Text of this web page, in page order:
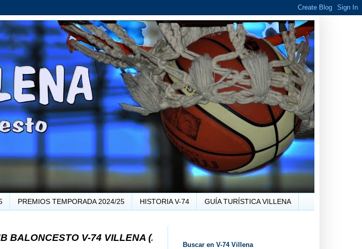
PREMIOS TEMPORADA 2024/25 HISTORIA V-74 GUÍA TURÍSTICA VILLENA
V-74 VILLENA (ALICANTE) ... V-74 VILLENA DESDE 1.974 ... EL "UVE" ...
Buscar en V-74 Villena